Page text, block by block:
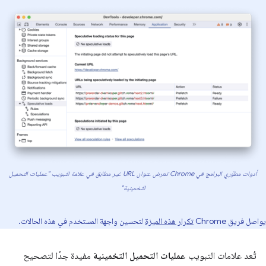
أدوات مطوّري البرامج في Chrome تعرض عنوان URL غير مطابق في علامة التبويب "عمليات التحميل
التخمينية"
يواصل فريق Chrome تكرار هذه الميزة لتحسين واجهة المستخدم في هذه الحالات.
تُعد علامات التبويب عمليات التحميل التخمينية مفيدة جدًا لتصحيح